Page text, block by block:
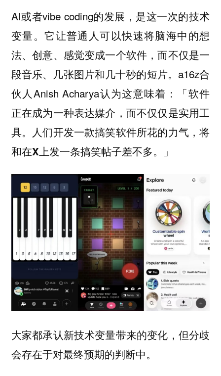
AI或者vibe coding的发展，是这一次的技术
变量。它让普通人可以快速将脑海中的想
法、创意、感觉变成一个软件，而不仅是一
段音乐、几张图片和几十秒的短片。a16z合
伙人Anish Acharya认为这意味着：
「软件
正在成为一种表达媒介，而不仅仅是实用工
具。人们开发一款搞笑软件所花的力气，将
和在X上发一条搞笑帖子差不多。」
大家都承认新技术变量带来的变化，但分歧
会存在于对最终预期的判断中。